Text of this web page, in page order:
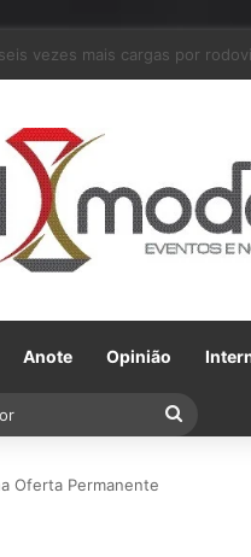
75 mil toneladas de
Anote Opinião
Procurar
Oferta Permanente